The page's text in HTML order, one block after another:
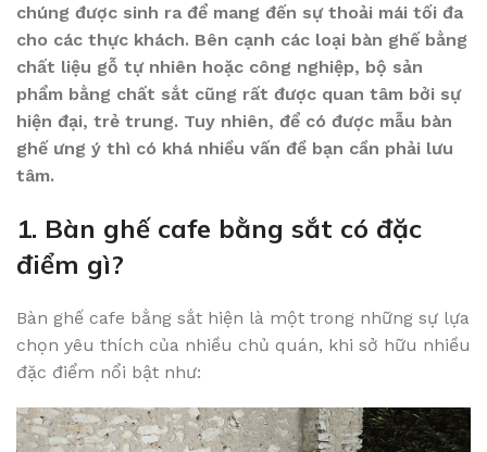
chúng được sinh ra để mang đến sự thoải mái tối đa
cho các thực khách. Bên cạnh các loại bàn ghế bằng
chất liệu gỗ tự nhiên hoặc công nghiệp, bộ sản
phẩm bằng chất sắt cũng rất được quan tâm bởi sự
hiện đại, trẻ trung. Tuy nhiên, để có được mẫu bàn
ghế ưng ý thì có khá nhiều vấn đề bạn cần phải lưu
tâm.
1. Bàn ghế cafe bằng sắt có đặc
điểm gì?
Bàn ghế cafe bằng sắt hiện là một trong những sự lựa
chọn yêu thích của nhiều chủ quán, khi sở hữu nhiều
đặc điểm nổi bật như: